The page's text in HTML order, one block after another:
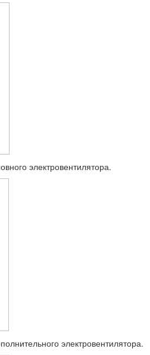
электро­вентилятора.
электровентилятора.